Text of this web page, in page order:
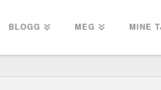
BLOGG MEG MINE